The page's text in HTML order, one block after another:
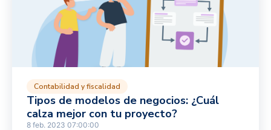
Contabilidad y fiscalidad
Tipos de modelos de negocios: ¿Cuál
calza mejor con tu proyecto?
8 feb. 2023 07:00:00